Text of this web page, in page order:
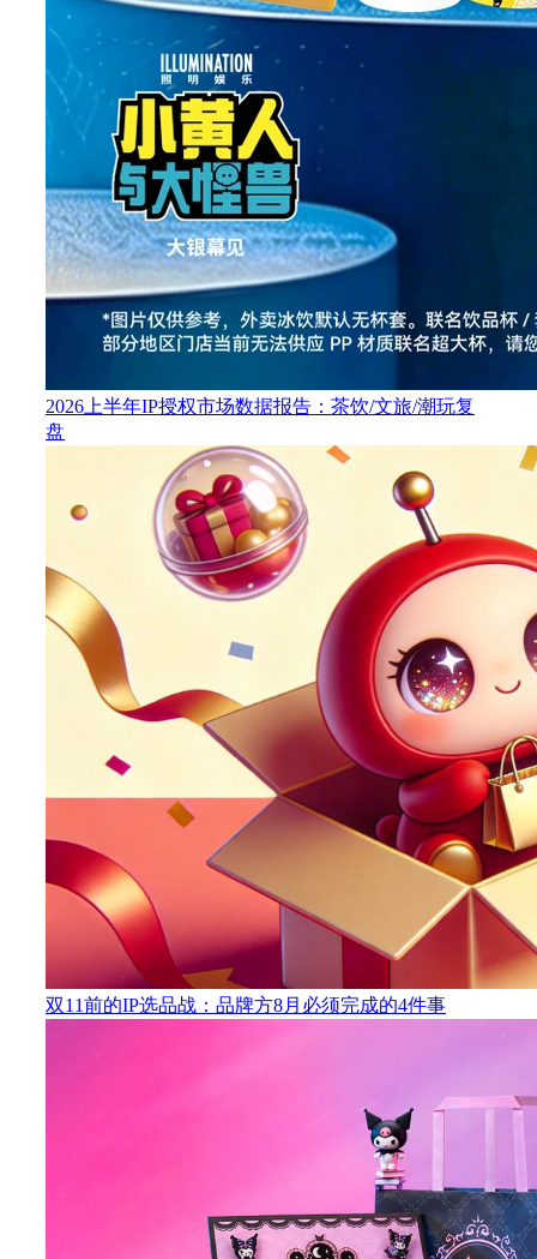
2026上半年IP授权市场数据报告：茶饮/文旅/潮玩复
盘
双11前的IP选品战：品牌方8月必须完成的4件事